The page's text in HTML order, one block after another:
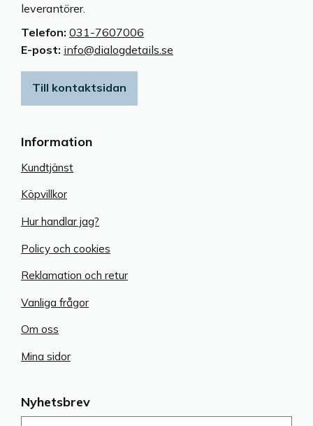
Nyhetsbrev
Information
Kundtjänst
Köpvillkor
Hur handlar jag?
Policy och cookies
Reklamation och retur
Vanliga frågor
Om oss
Mina sidor
leverantörer.
Telefon: 031-7607006
E-post: info@dialogdetails.se
Till kontaktsidan